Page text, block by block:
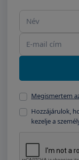
Megismertem
Hozzájárulok,
kezelje a